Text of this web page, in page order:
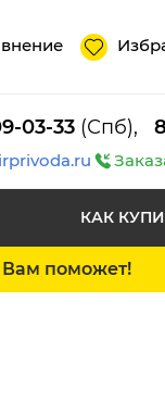
03-33 (Спб),
КАК
Вам поможет!